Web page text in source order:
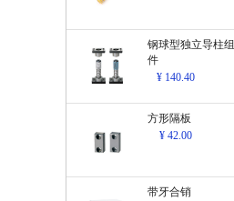
钢球型独立导柱组
件
¥ 140.40
方形隔板
¥ 42.00
带牙合销